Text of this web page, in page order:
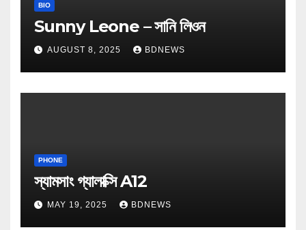
BIO
Sunny Leone – সানি লিওন
AUGUST 8, 2025 BDNEWS
PHONE
স্যামসাং গ্যালাক্সি A12
MAY 19, 2025 BDNEWS